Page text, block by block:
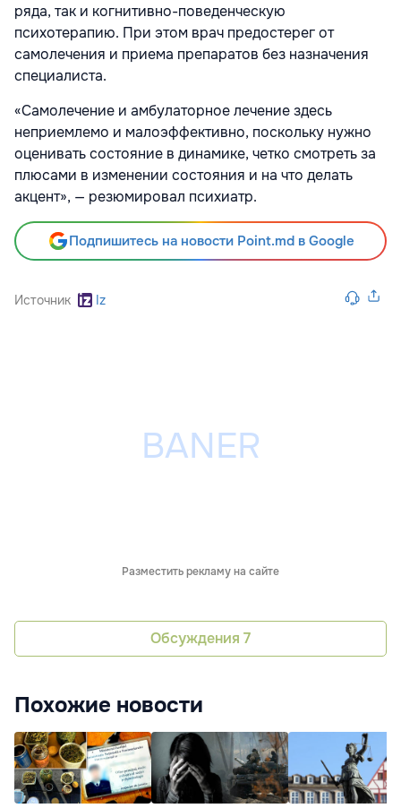
ряда, так и когнитивно-поведенческую
психотерапию. При этом врач предостерег от
самолечения и приема препаратов без назначения
специалиста.
«Самолечение и амбулаторное лечение здесь
неприемлемо и малоэффективно, поскольку нужно
оценивать состояние в динамике, четко смотреть за
плюсами в изменении состояния и на что делать
акцент», — резюмировал психиатр.
Подпишитесь на новости Point.md в Google
Источник Iz
Разместить рекламу на сайте
Обсуждения 7
Похожие новости